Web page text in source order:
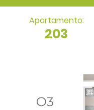
Apartamento:
203